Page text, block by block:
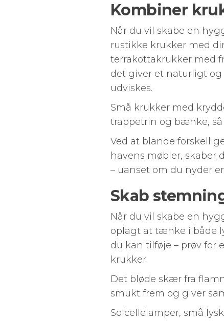
Kombiner
Når du vil skabe en
rustikke krukker med
terrakottakrukker med
det giver et naturligt
udviskes.
Små krukker med
trappetrin og bænke,
Ved at blande
havens møbler,
– uanset om du nyder
Skab
Når du vil skabe en
oplagt at tænke i både
du kan tilføje – prøv for
krukker.
Det bløde skær fra
smukt frem og giver
Solcellelamper, små